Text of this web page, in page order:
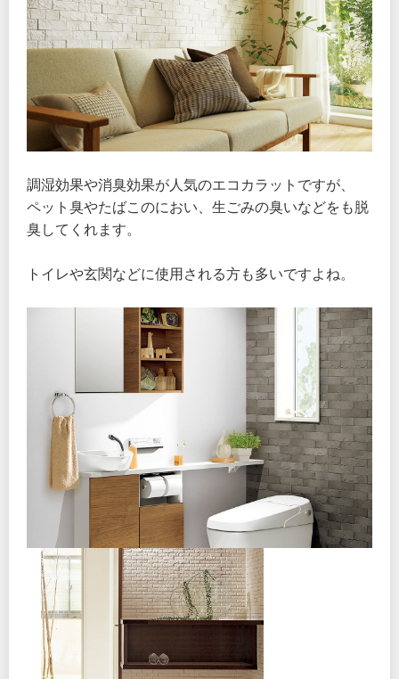
調湿効果や消臭効果が人気のエコカラットですが、
ペット臭やたばこのにおい、生ごみの臭いなどをも脱
臭してくれます。
トイレや玄関などに使用される方も多いですよね。